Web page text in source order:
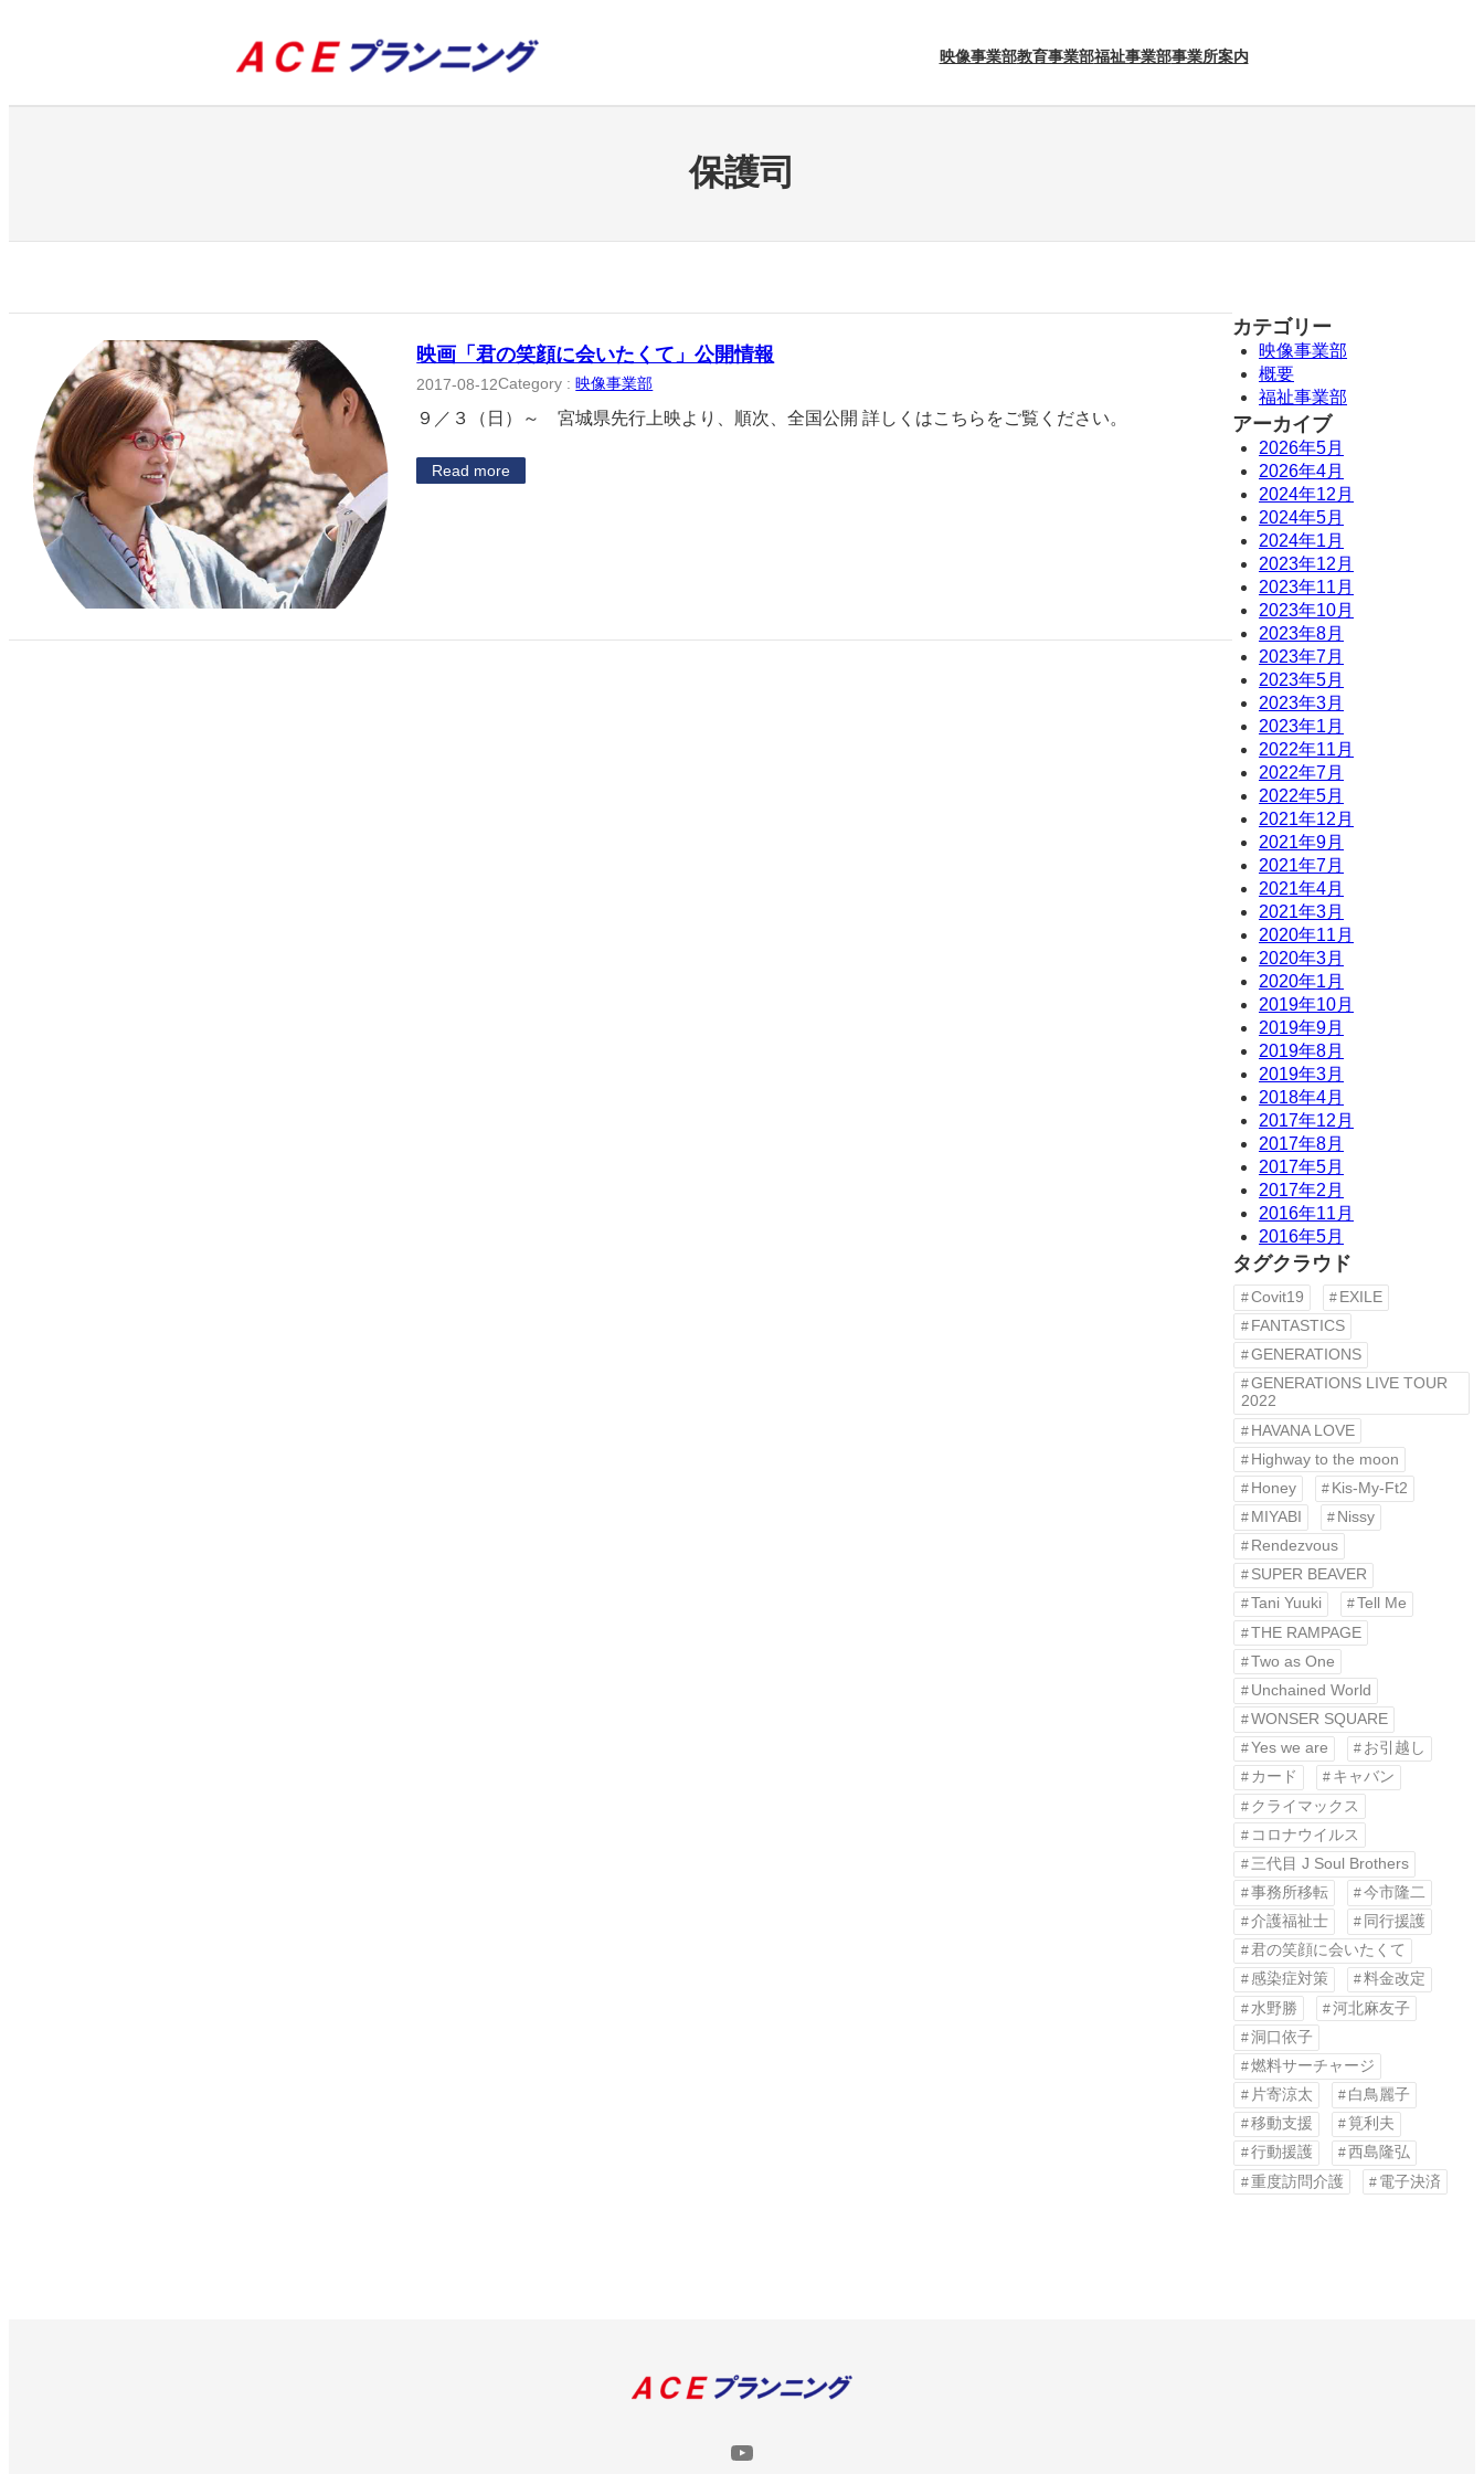
キ
映像事業部教育事業部福祉事業部事業所案内
保護司
映画「君の笑顔に会いたくて」公開情報
2017-08-12Category :映像事業部
９／３（日）～ 宮城県先行上映より、順次、全国公開 詳しくはこちらをご覧ください。
Read more
カテゴリー
映像事業部
概要
福祉事業部
アーカイブ
2026年5月
2026年4月
2024年12月
2024年5月
2024年1月
2023年12月
2023年11月
2023年10月
2023年8月
2023年7月
2023年5月
2023年3月
2023年1月
2022年11月
2022年7月
2022年5月
2021年12月
2021年9月
2021年7月
2021年4月
2021年3月
2020年11月
2020年3月
2020年1月
2019年10月
2019年9月
2019年8月
2019年3月
2018年4月
2017年12月
2017年8月
2017年5月
2017年2月
2016年11月
2016年5月
タグクラウド
Covit19
EXILE
FANTASTICS
GENERATIONS
GENERATIONS LIVE TOUR
2022
HAVANA LOVE
Highway to the moon
Honey
Kis-My-Ft2
MIYABI
Nissy
Rendezvous
SUPER BEAVER
Tani Yuuki
Tell Me
THE RAMPAGE
Two as One
Unchained World
WONSER SQUARE
Yes we are
お引越し
カード
キャバン
クライマックス
コロナウイルス
三代目 J Soul Brothers
事務所移転
今市隆二
介護福祉士
同行援護
君の笑顔に会いたくて
感染症対策
料金改定
水野勝
河北麻友子
洞口依子
燃料サーチャージ
片寄涼太
白鳥麗子
移動支援
筧利夫
行動援護
西島隆弘
重度訪問介護
電子決済
YouTube